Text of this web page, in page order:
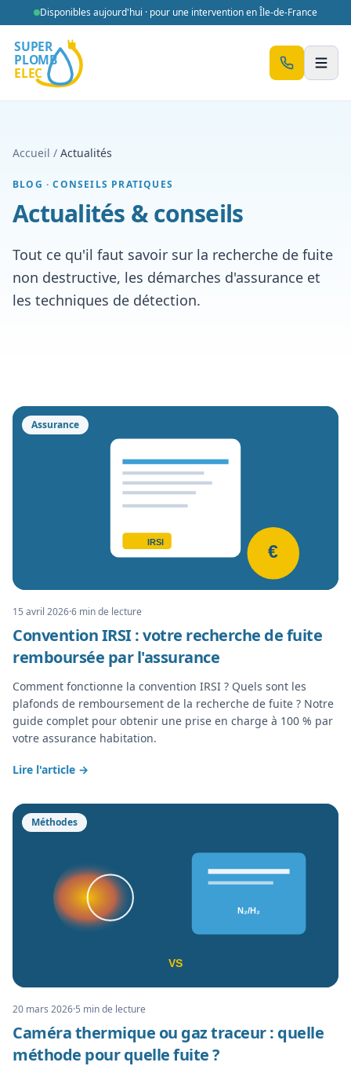
Aller au contenu
Disponibles aujourd'hui · pour une intervention en Île-de-France
Accueil / Actualités
BLOG · CONSEILS PRATIQUES
Actualités & conseils
Tout ce qu'il faut savoir sur la recherche de fuite
non destructive, les démarches d'assurance et
les techniques de détection.
IRSI €
Assurance
15 avril 2026·6 minde lecture
Convention IRSI : votre recherche de fuite
remboursée par l'assurance
Comment fonctionne la convention IRSI ? Quels sont les
plafonds de remboursement de la recherche de fuite ? Notre
guide complet pour obtenir une prise en charge à 100 % par
votre assurance habitation.
Lire l'article →
N₂/H₂
VS
Méthodes
20 mars 2026·5 minde lecture
Caméra thermique ou gaz traceur : quelle
méthode pour quelle fuite ?